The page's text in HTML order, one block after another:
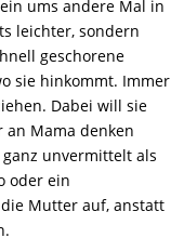
ums andere Mal in
leichter, sondern
geschorene
sie hinkommt. Immer
Dabei will sie
Mama denken
unvermittelt als
oder ein
Mutter auf, anstatt